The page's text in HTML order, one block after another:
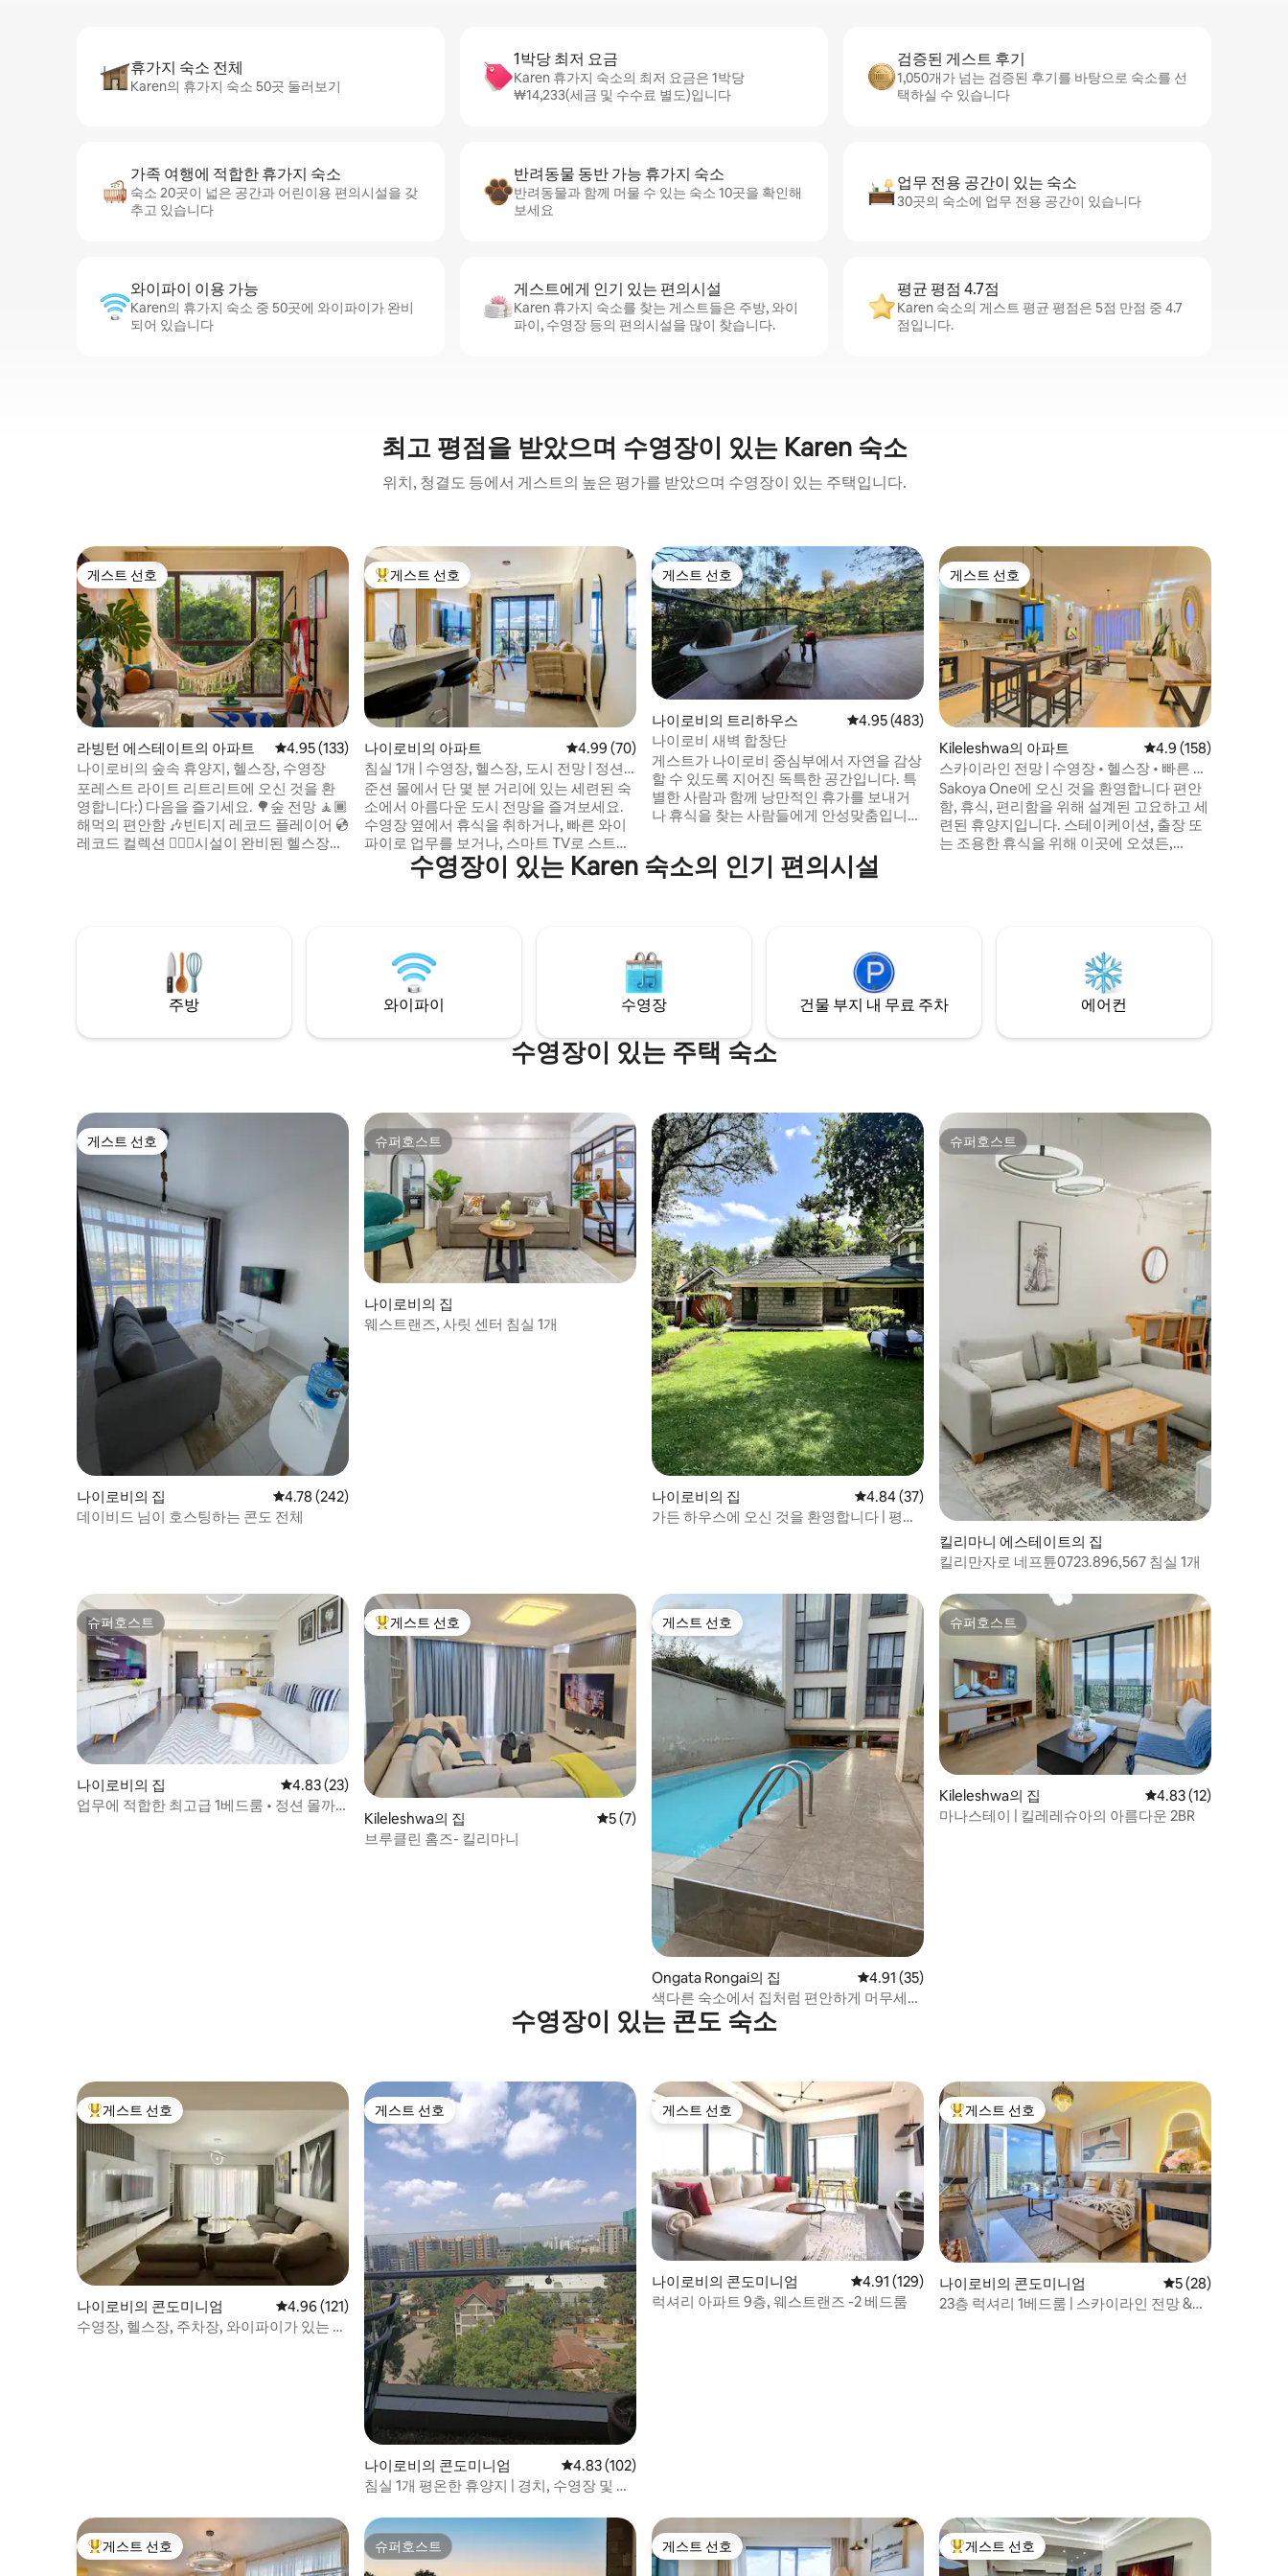
휴가지 숙소 전체
Karen의 휴가지 숙소 50곳 둘러보기
1박당 최저 요금
Karen 휴가지 숙소의 최저 요금은 1박당
₩14,233(세금 및 수수료 별도)입니다
검증된 게스트 후기
1,050개가 넘는 검증된 후기를 바탕으로 숙소를 선
택하실 수 있습니다
가족 여행에 적합한 휴가지 숙소
숙소 20곳이 넓은 공간과 어린이용 편의시설을 갖
추고 있습니다
반려동물 동반 가능 휴가지 숙소
반려동물과 함께 머물 수 있는 숙소 10곳을 확인해
보세요
업무 전용 공간이 있는 숙소
30곳의 숙소에 업무 전용 공간이 있습니다
와이파이 이용 가능
Karen의 휴가지 숙소 중 50곳에 와이파이가 완비
되어 있습니다
게스트에게 인기 있는 편의시설
Karen 휴가지 숙소를 찾는 게스트들은 주방, 와이
파이, 수영장 등의 편의시설을 많이 찾습니다.
평균 평점 4.7점
Karen 숙소의 게스트 평균 평점은 5점 만점 중 4.7
점입니다.
최고 평점을 받았으며 수영장이 있는 Karen 숙소
위치, 청결도 등에서 게스트의 높은 평가를 받았으며 수영장이 있는 주택입니다.
게스트 선호
게스트 선호
라빙턴 에스테이트의 아파트 평점 4.95점(5점 만점), 후기 133개
4.95 (133)
나이로비의 숲속 휴양지, 헬스장, 수영장
포레스트 라이트 리트리트에 오신 것을 환
영합니다:) 다음을 즐기세요. 🌳숲 전망 🧘🏾
해먹의 편안함 🎶빈티지 레코드 플레이어 💿
레코드 컬렉션 🏋🏾‍♀️시설이 완비된 헬스장
자 및 로맨틱한 휴식을 원하는 커플을 위해
설계된 미드 센추리 스타일의 평화로운 휴
양지. 지금 예약하기
상위 게스트 선호
게스트 선호
나이로비의 아파트 평점 4.99점(5점 만점), 후기 70개
4.99 (70)
침실 1개 | 수영장, 헬스장, 도시 전망 | 정션
몰까지 도보
준션 몰에서 단 몇 분 거리에 있는 세련된 숙
소에서 아름다운 도시 전망을 즐겨보세요.
수영장 옆에서 휴식을 취하거나, 빠른 와이
파이로 업무를 보거나, 스마트 TV로 스트리
밍을 즐기거나, 시설이 완비된 주방에서 요
리를 하세요. 아파트에는 세탁기/건조기, 셀
이로비 CBD에 쉽게 접근할 수 있습니다. 이
아파트는 필요한 모든 편안함과 편리함을
제공합니다.
게스트 선호
게스트 선호
나이로비의 트리하우스 평점 4.95점(5점 만점), 후기 483개
4.95 (483)
나이로비 새벽 합창단
게스트가 나이로비 중심부에서 자연을 감상
할 수 있도록 지어진 독특한 공간입니다. 특
별한 사람과 함께 낭만적인 휴가를 보내거
나 휴식을 찾는 사람들에게 안성맞춤입니
작이나 마무리입니다. 나무 위에 자리잡고
강 계곡이 내려다보이는 이곳에서 평화로운
금지.
게스트 선호
게스트 선호
Kileleshwa의 아파트 평점 4.9점(5점 만점),
4.9 (158)
스카이라인 전망 | 수영장 • 헬스장 • 빠른 와
이파이 | Sakoya One
Sakoya One에 오신 것을 환영합니다 편안
함, 휴식, 편리함을 위해 설계된 고요하고 세
련된 휴양지입니다. 스테이케이션, 출장 또
는 조용한 휴식을 위해 이곳에 오셨든,
쇼핑 장소에 쉽게 접근할 수 있는 편리한 위
수영장이 있는 Karen 숙소의 인기 편의시설
주방 와이파이 수영장 건물 부지 내 무료 주차 에어컨
수영장이 있는 주택 숙소
게스트 선호
게스트 선호
나이로비의 집 평점 4.78점(5점 만점), 후기 242개
4.78 (242)
데이비드 님이 호스팅하는 콘도 전체
슈퍼호스트
슈퍼호스트
나이로비의 집
웨스트랜즈, 사릿 센터 침실 1개
나이로비의 집 평점 4.84점(5점 만점), 후기 37개
4.84 (37)
가든 하우스에 오신 것을 환영합니다 | 평화
슈퍼호스트
슈퍼호스트
킬리마니 에스테이트의 집
킬리만자로 네프튠0723.896,567 침실 1개
슈퍼호스트
슈퍼호스트
나이로비의 집 평점 4.83점(5점 만점), 후기 23개
4.83 (23)
업무에 적합한 최고급 1베드룸 • 정션 몰까
상위 게스트 선호
게스트 선호
Kileleshwa의 집 평점 5점(5점 만점), 후기 7개
5 (7)
브루클린 홈즈- 킬리마니
게스트 선호
게스트 선호
Ongata Rongai의 집 평점 4.91점(5점 만점), 후기 35개
4.91 (35)
색다른 숙소에서 집처럼 편안하게 머무세
요.
슈퍼호스트
슈퍼호스트
Kileleshwa의 집 평점 4.83점(5점 만점
4.83 (12)
마나스테이 | 킬레레슈아의 아름다운 2BR
수영장이 있는 콘도 숙소
상위 게스트 선호
게스트 선호
나이로비의 콘도미니엄 평점 4.96점(5점 만점), 후기 121개
4.96 (121)
수영장, 헬스장, 주차장, 와이파이가 있는 세
게스트 선호
게스트 선호
나이로비의 콘도미니엄 평점 4.83점(5점 만점), 후기 102개
4.83 (102)
침실 1개 평온한 휴양지 | 경치, 수영장 및 헬
게스트 선호
게스트 선호
나이로비의 콘도미니엄 평점 4.91점(5점 만점), 후기 129개
4.91 (129)
럭셔리 아파트 9층, 웨스트랜즈 -2 베드룸
상위 게스트 선호
게스트 선호
나이로비의 콘도미니엄 평점 5점(5점 만점
5 (28)
23층 럭셔리 1베드룸 | 스카이라인 전망 &
상위 게스트 선호
게스트 선호 슈퍼호스트
슈퍼호스트 게스트 선호
게스트 선호 상위 게스트 선호
게스트 선호